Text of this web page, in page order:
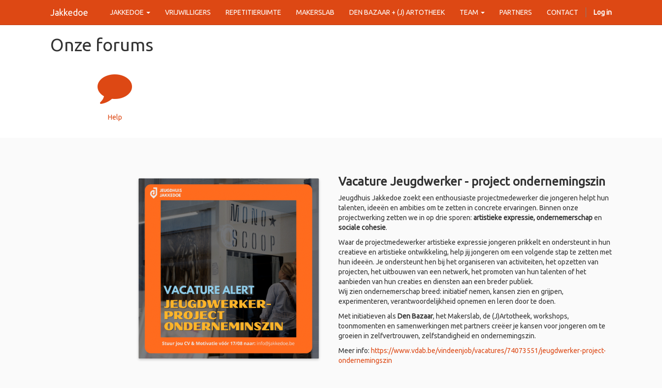
Jakkedoe JAKKEDOE VRIJWILLIGERS REPETITIERUIMTE MAKERSLAB DEN BAZAAR + (J) ARTOTHEEK TEAM PARTNERS CONTACT Log in
Onze forums
Help
Vacature Jeugdwerker - project ondernemingszin
Jeugdhuis Jakkedoe zoekt een enthousiaste projectmedewerker die jongeren helpt hun
talenten, ideeën en ambities om te zetten in concrete ervaringen. Binnen onze
projectwerking zetten we in op drie sporen: artistieke expressie, ondernemerschapen
sociale cohesie.
Waar de projectmedewerker artistieke expressie jongeren prikkelt en ondersteunt in hun
creatieve en artistieke ontwikkeling, help jij jongeren om een volgende stap te zetten met
hun ideeën. Je ondersteunt hen bij het organiseren van activiteiten, het opzetten van
projecten, het uitbouwen van een netwerk, het promoten van hun talenten of het
aanbieden van hun creaties en diensten aan een breder publiek.
Wij zien ondernemerschap breed: initiatief nemen, kansen zien en grijpen,
experimenteren, verantwoordelijkheid opnemen en leren door te doen.
Met initiatieven als Den Bazaar, het Makerslab, de (J)Artotheek, workshops,
toonmomenten en samenwerkingen met partners creëer je kansen voor jongeren om te
groeien in zelfvertrouwen, zelfstandigheid en ondernemingszin.
Meer info: https://www.vdab.be/vindeenjob/vacatures/74073551/jeugdwerker-project-
ondernemingszin